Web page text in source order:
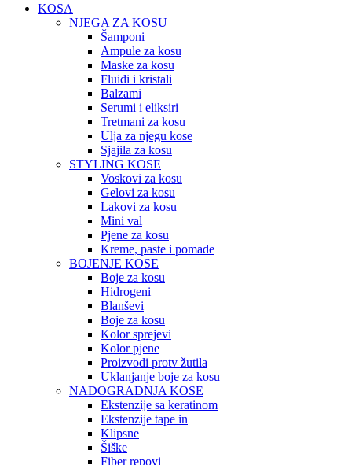
KOSA
NJEGA ZA KOSU
Šamponi
Ampule za kosu
Maske za kosu
Fluidi i kristali
Balzami
Serumi i eliksiri
Tretmani za kosu
Ulja za njegu kose
Sjajila za kosu
STYLING KOSE
Voskovi za kosu
Gelovi za kosu
Lakovi za kosu
Mini val
Pjene za kosu
Kreme, paste i pomade
BOJENJE KOSE
Boje za kosu
Hidrogeni
Blanševi
Boje za kosu
Kolor sprejevi
Kolor pjene
Proizvodi protv žutila
Uklanjanje boje za kosu
NADOGRADNJA KOSE
Ekstenzije sa keratinom
Ekstenzije tape in
Klipsne
Šiške
Fiber repovi